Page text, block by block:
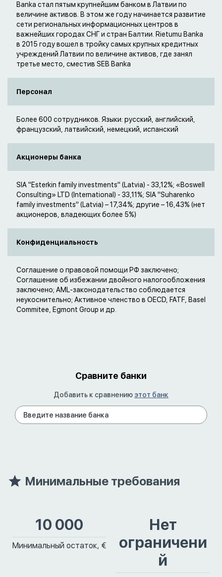
Banka стал пятым крупнейшим банком в Латвии по
величине активов. В этом же году начинается развитие
сети региональных информационных центров в
важнейших городах СНГ и стран Балтии. Rietumu Вanka
в 2015 году вошел в тройку самых крупных кредитных
учреждений Латвии по величине активов, где занял
третье место, сместив SEB Banka
Персонал
Более 600 сотрудников. Языки: русский, английский,
французский, латвийский, немецкий, испанский
Акционеры банка
SIA "Esterkin family investments" (Latvia) - 33,12%; «Boswell
Consulting» LTD (International) - 33,11%; SIA "Suharenko
family investments" (Latvia) – 17,34%; другие – 16,43% (нет
акционеров, владеющих более 5%)
Конфиденциальность
Соглашение о правовой помощи РФ заключено;
Соглашение об избежании двойного налогообложения
заключено; AML-законодательство соблюдается
неукоснительно; Активное членство в OECD, FATF, Basel
Commitee, Egmont Group и др.
Сравните банки
Добавить к сравнению этот банк
Минимальные требования
10 000
Минимальный остаток, €
Нет
ограничени
й